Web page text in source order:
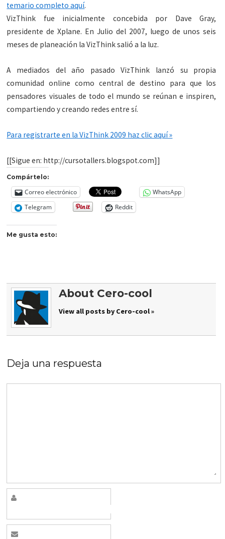
temario completo aquí.
VizThink fue inicialmente concebida por Dave Gray,
presidente de Xplane. En Julio del 2007, luego de unos seis
meses de planeación la VizThink salió a la luz.
A mediados del año pasado VizThink lanzó su propia
comunidad online como central de destino para que los
pensadores visuales de todo el mundo se reúnan e inspiren,
compartiendo y creando redes entre sí.
Para registrarte en la VizThink 2009 haz clic aquí »
[[Sigue en: http://cursotallers.blogspot.com]]
Compártelo:
Correo electrónico
WhatsApp
Telegram
Reddit
Me gusta esto:
About Cero-cool
View all posts by Cero-cool »
Deja una respuesta